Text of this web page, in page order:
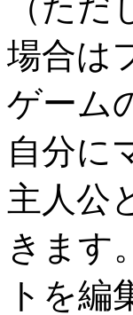
場合は
ゲーム
自分に
主人公
きます
トを編